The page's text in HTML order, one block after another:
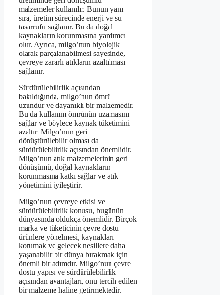
malzemeler kullanılır. Bunun yanı
sıra, üretim sürecinde enerji ve su
tasarrufu sağlanır. Bu da doğal
kaynakların korunmasına yardımcı
olur. Ayrıca, milgo’nun biyolojik
olarak parçalanabilmesi sayesinde,
çevreye zararlı atıkların azaltılması
sağlanır.
Sürdürülebilirlik açısından
bakıldığında, milgo’nun ömrü
uzundur ve dayanıklı bir malzemedir.
Bu da kullanım ömrünün uzamasını
sağlar ve böylece kaynak tüketimini
azaltır. Milgo’nun geri
dönüştürülebilir olması da
sürdürülebilirlik açısından önemlidir.
Milgo’nun atık malzemelerinin geri
dönüşümü, doğal kaynakların
korunmasına katkı sağlar ve atık
yönetimini iyileştirir.
Milgo’nun çevreye etkisi ve
sürdürülebilirlik konusu, bugünün
dünyasında oldukça önemlidir. Birçok
marka ve tüketicinin çevre dostu
ürünlere yönelmesi, kaynakları
korumak ve gelecek nesillere daha
yaşanabilir bir dünya bırakmak için
önemli bir adımdır. Milgo’nun çevre
dostu yapısı ve sürdürülebilirlik
açısından avantajları, onu tercih edilen
bir malzeme haline getirmektedir.